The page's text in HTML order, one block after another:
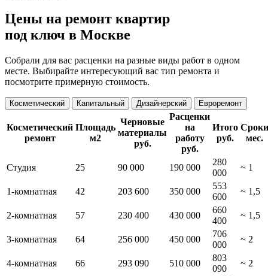
Цены на ремонт квартир
под ключ в Москве
Собрали для вас расценки на разные виды работ в одном
месте. Выбирайте интересующий вас тип ремонта и
посмотрите примерную стоимость.
Косметический Капитальный Дизайнерский Евроремонт
Косметический
ремонт
Площадь
м2
Черновые
материалы
руб.
Расценки
на
работу
руб.
Итого
руб.
Сроки
мес.
Студия 25 90 000 190 000
280
000
~ 1
1-комнатная 42 203 600 350 000
553
600
~ 1,5
2-комнатная 57 230 400 430 000
660
400
~ 1,5
3-комнатная 64 256 000 450 000
706
000
~ 2
4-комнатная 66 293 090 510 000
803
090
~ 2